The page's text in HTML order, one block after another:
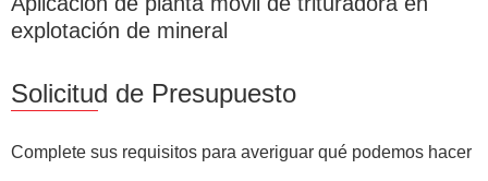
explotación de mineral
Solicitud de Presupuesto
Complete sus requisitos para averiguar qué podemos hacer